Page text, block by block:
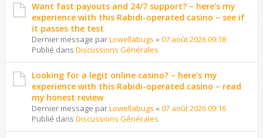
Want fast payouts and 24/7 support? – here's my
experience with this Rabidi-operated casino – see if
it passes the test
Dernier message parLowellabugs « 07 août 2026 09:18
Publié dans Discussions Générales
Looking for a legit online casino? – here's my
experience with this Rabidi-operated casino – read
my honest review
Dernier message parLowellabugs « 07 août 2026 09:16
Publié dans Discussions Générales